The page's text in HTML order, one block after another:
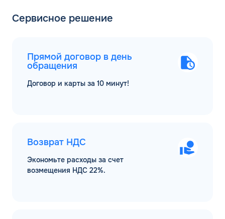
Сервисное решение
Прямой договор в день
обращения
Договор и карты за 10 минут!
Возврат НДС
Экономьте расходы за счет
возмещения НДС 22%.